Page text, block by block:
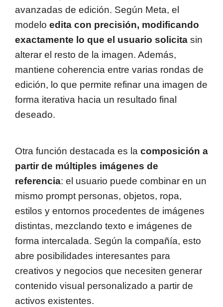
avanzadas de edición. Según Meta, el
modelo edita con precisión, modificando
exactamente lo que el usuario solicita sin
alterar el resto de la imagen. Además,
mantiene coherencia entre varias rondas de
edición, lo que permite refinar una imagen de
forma iterativa hacia un resultado final
deseado.
Otra función destacada es la composición a
partir de múltiples imágenes de
referencia: el usuario puede combinar en un
mismo prompt personas, objetos, ropa,
estilos y entornos procedentes de imágenes
distintas, mezclando texto e imágenes de
forma intercalada. Según la compañía, esto
abre posibilidades interesantes para
creativos y negocios que necesiten generar
contenido visual personalizado a partir de
activos existentes.